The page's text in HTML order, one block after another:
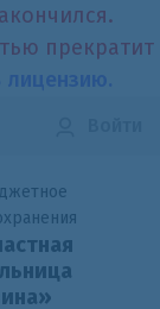
прекратит